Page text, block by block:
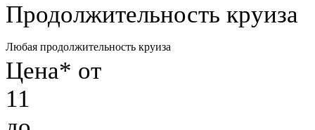
Продолжительность круиза
Любая продолжительность круиза
Цена* от
11